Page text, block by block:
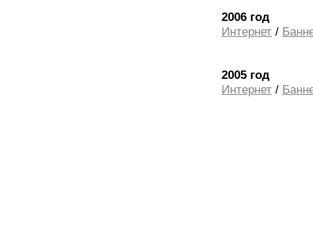
2006 год
Интернет /
2005 год
Интернет /